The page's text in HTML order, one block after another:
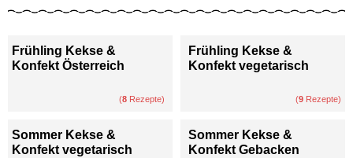
Frühling Kekse &
Konfekt Österreich
(8 Rezepte)
Frühling Kekse &
Konfekt vegetarisch
(9 Rezepte)
Sommer Kekse &
Konfekt vegetarisch
Sommer Kekse &
Konfekt Gebacken